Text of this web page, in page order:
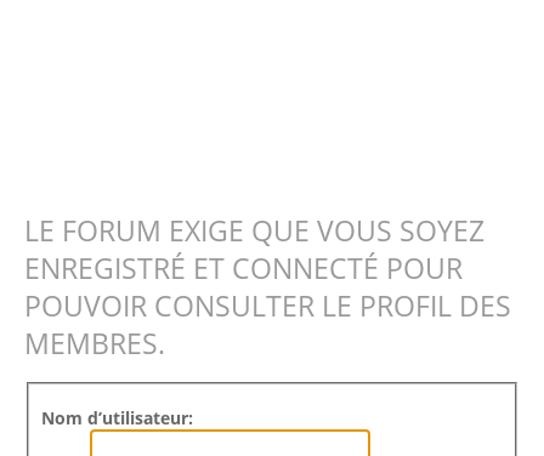
LE FORUM EXIGE QUE VOUS SOYEZ
ENREGISTRÉ ET CONNECTÉ POUR
POUVOIR CONSULTER LE PROFIL DES
MEMBRES.
Nom d’utilisateur: